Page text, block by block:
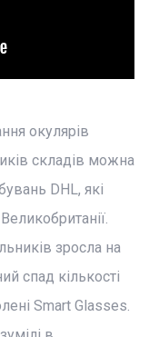
окулярів
складів можна
DHL, які
зросла на
спад кількості
Smart Glasses.